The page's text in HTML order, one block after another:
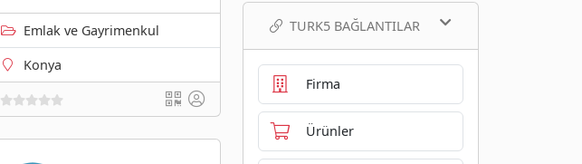
Emlak ve Gayrimenkul
Konya
TURK5 BAĞLANTILAR
Firma
Ürünler